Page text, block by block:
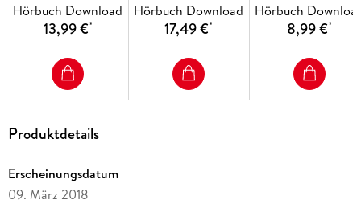
Hörbuch Download
13,99 €*
Hörbuch Download
17,49 €*
Hörbuch
8,99 €*
Produktdetails
Erscheinungsdatum
09. März 2018